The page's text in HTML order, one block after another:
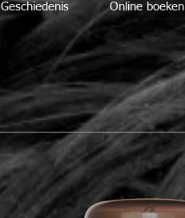
Geschiedenis Online boeken